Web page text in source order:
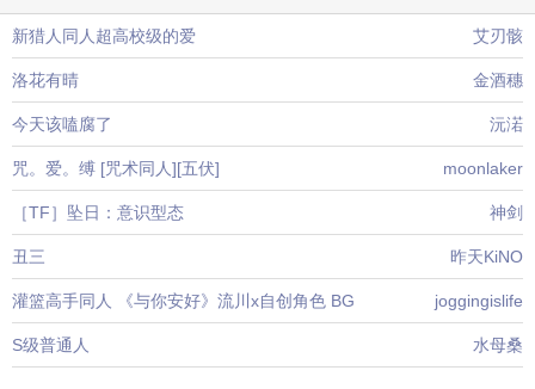
新猎人同人超高校级的爱 艾刃骸
洛花有晴 金酒穗
今天该嗑腐了 沅渃
咒。爱。缚 [咒术同人][五伏] moonlaker
［TF］坠日：意识型态 神剑
丑三 昨天KiNO
灌篮高手同人 《与你安好》流川x自创角色 BG joggingislife
S级普通人 水母桑